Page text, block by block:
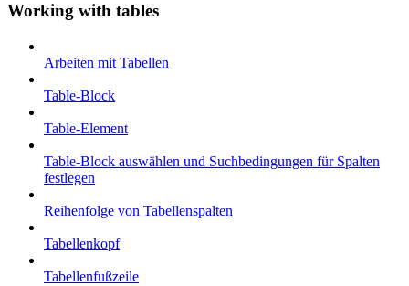
Working with tables
Arbeiten mit Tabellen
Table-Block
Table-Element
Table-Block auswählen und Suchbedingungen für Spalten
festlegen
Reihenfolge von Tabellenspalten
Tabellenkopf
Tabellenfußzeile